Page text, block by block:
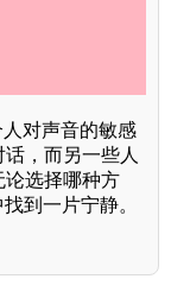
对声音的敏感
，而另一些人
论选择哪种方
到一片宁静。